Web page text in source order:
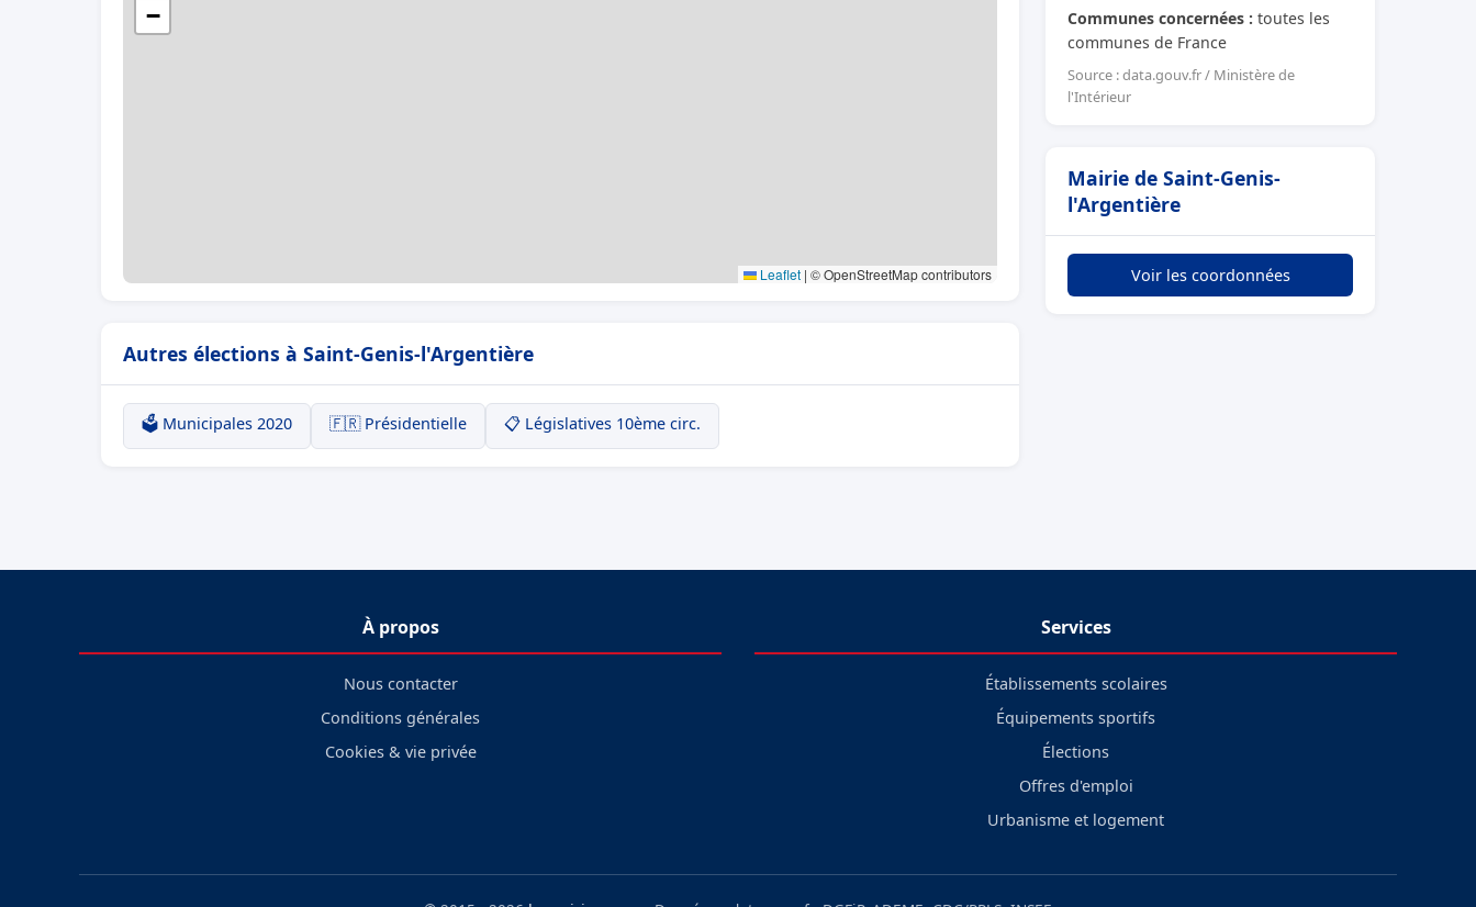
−
Leaflet | © OpenStreetMap contributors
Autres élections à Saint-Genis-l'Argentière
🗳️ Municipales 2020 🇫🇷 Présidentielle 📋 Législatives 10ème circ.
Communes concernées : toutes les
communes de France
Source : data.gouv.fr / Ministère de
l'Intérieur
Mairie de Saint-Genis-
l'Argentière
Voir les coordonnées
À propos
Nous contacter
Conditions générales
Cookies & vie privée
Services
Établissements scolaires
Équipements sportifs
Élections
Offres d'emploi
Urbanisme et logement